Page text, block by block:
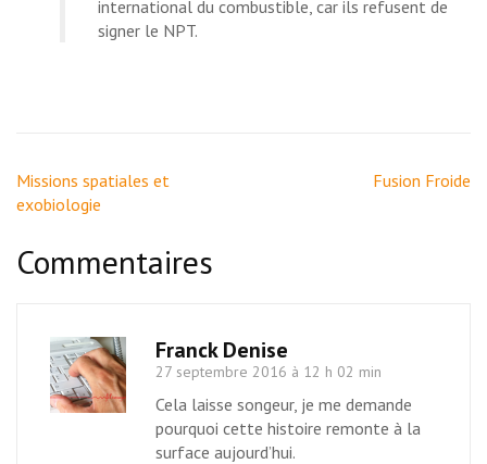
international du combustible, car ils refusent de
signer le NPT.
Navigation
de
Missions spatiales et
exobiologie
Fusion Froide
Commentaires
Franck Denise
27 septembre 2016 à 12 h 02 min
Cela laisse songeur, je me demande
pourquoi cette histoire remonte à la
surface aujourd’hui.